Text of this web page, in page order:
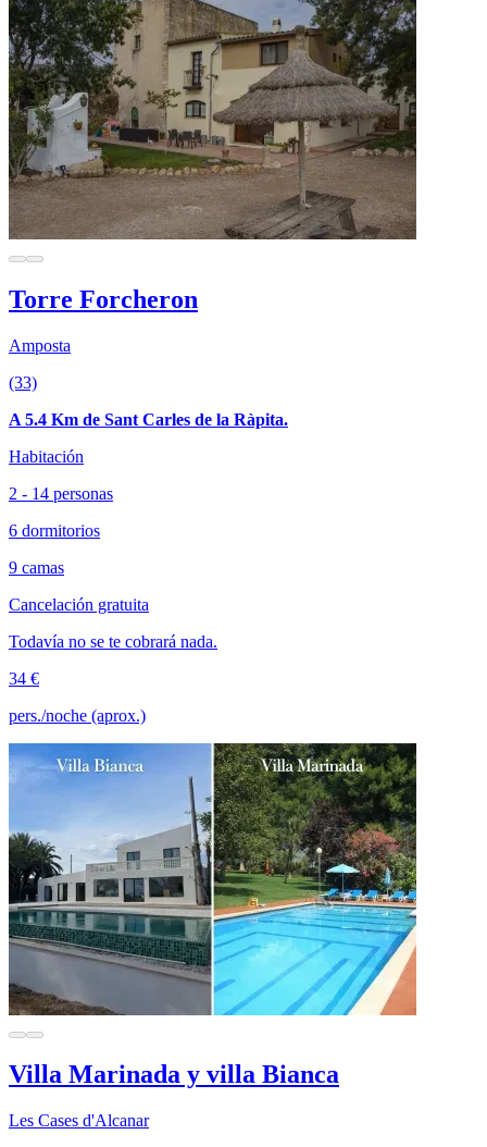
Torre Forcheron
Amposta
(33)
A 5.4 Km de Sant Carles de la Ràpita.
Habitación
2 - 14 personas
6 dormitorios
9 camas
Cancelación gratuita
Todavía no se te cobrará nada.
34 €
pers./noche (aprox.)
Villa Marinada y villa Bianca
Les Cases d'Alcanar